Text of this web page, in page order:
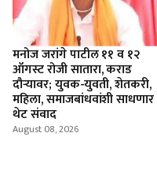
मनोज जरांगे पाटील ११ व १२
ऑगस्ट रोजी सातारा, कराड
दौऱ्यावर; युवक-युवती, शेतकरी,
महिला, समाजबांधवांशी साधणार
थेट संवाद
August 08, 2026